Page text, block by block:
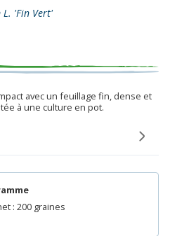
'Fin Vert'
avec un feuillage fin, dense et
à une culture en pot.
: 200 graines